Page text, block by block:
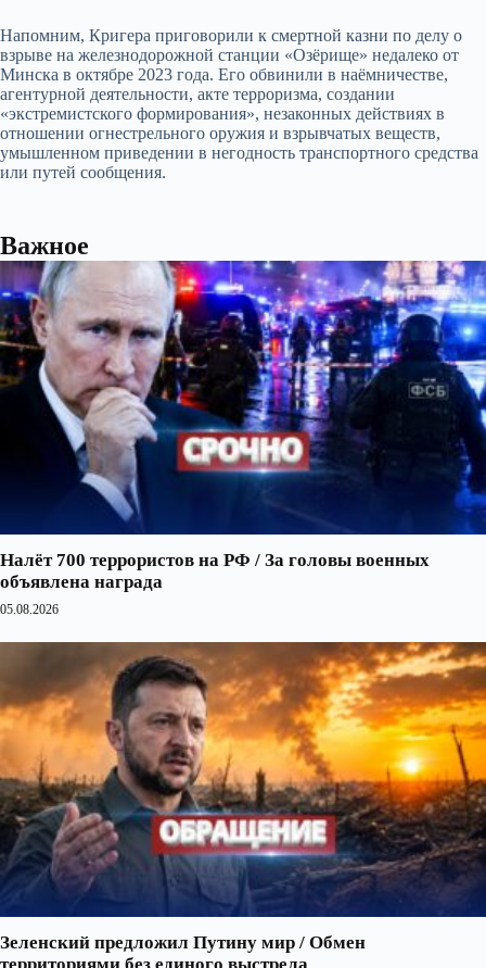
Напомним, Кригера приговорили к смертной казни по делу о
взрыве на железнодорожной станции «Озёрище» недалеко от
Минска в октябре 2023 года. Его обвинили в наёмничестве,
агентурной деятельности, акте терроризма, создании
«экстремистского формирования», незаконных действиях в
отношении огнестрельного оружия и взрывчатых веществ,
умышленном приведении в негодность транспортного средства
или путей сообщения.
Важное
Налёт 700 террористов на РФ / За головы военных
объявлена награда
05.08.2026
Зеленский предложил Путину мир / Обмен